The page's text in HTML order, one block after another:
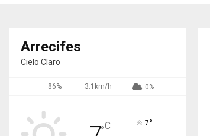
Arrecifes
Cielo Claro
86% 3.1km/h 0%
°C 7°